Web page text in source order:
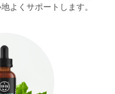
よくサポートします。